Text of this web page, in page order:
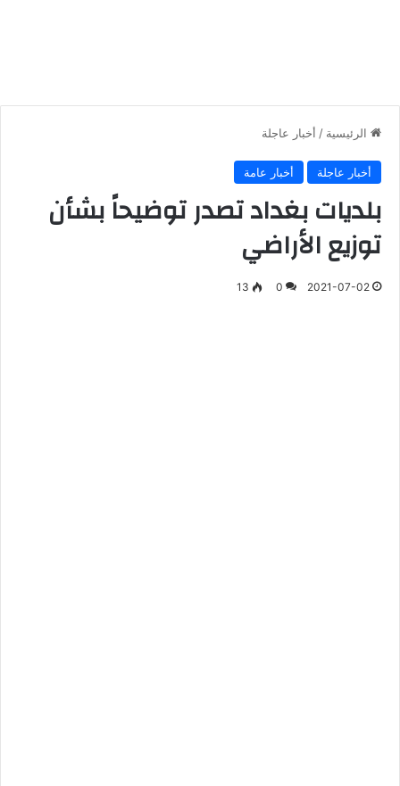
الرئيسية / أخبار عاجلة
أخبار عاجلة أخبار عامة
بلديات بغداد تصدر توضيحاً بشأن
توزيع الأراضي
2021-07-02
0
13